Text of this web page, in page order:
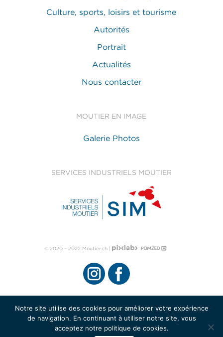
Culture, sports, loisirs et tourisme
Autorités
Portrait
Actualités
Nous contacter
MOUTIER EN IMAGE
Galerie Photos
SERVICES INDUSTRIELS MOUTIER
© 2020 – 2022 Moutier.ch |
Notre site utilise des cookies pour améliorer votre expérience
de navigation. En continuant à utiliser notre site, vous
acceptez notre politique de cookies.